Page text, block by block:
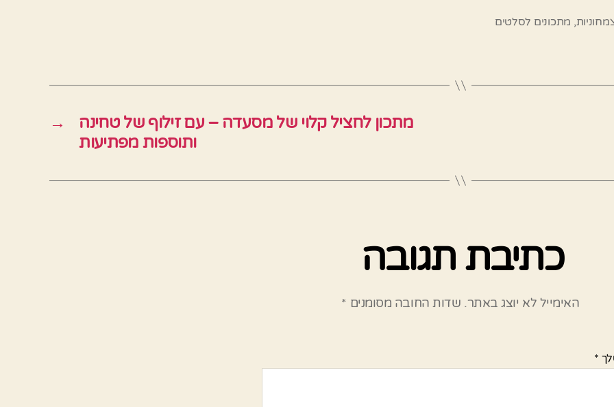
, מתכונים לסלטים
→
מתכון לחציל קלוי של מסעדה – עם זילוף של טחינה
ותוספות מפתיעות
כתיבת תגובה
האימייל לא יוצג באתר. שדות החובה מסומנים *
*